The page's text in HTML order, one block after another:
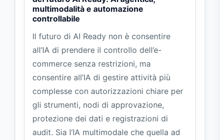
multimodalità e automazione
controllabile
Il futuro di AI Ready non è consentire
all’IA di prendere il controllo dell’e-
commerce senza restrizioni, ma
consentire all’IA di gestire attività più
complesse con autorizzazioni chiare per
gli strumenti, nodi di approvazione,
protezione dei dati e registrazioni di
audit. Sia l’IA multimodale che quella ad